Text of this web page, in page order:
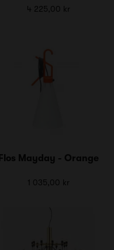
4 225,00 kr
Flos Mayday - Orange
1 035,00 kr